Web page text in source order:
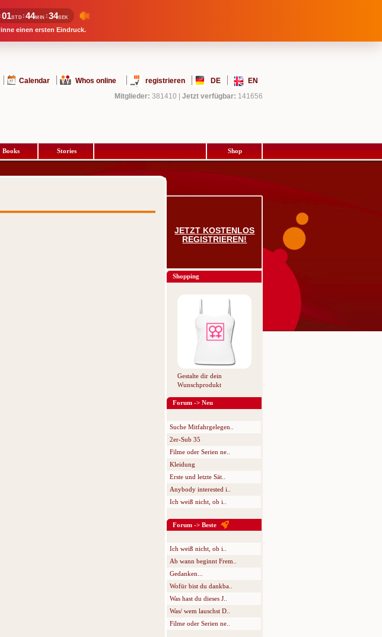
:01STD :44MIN :34SEK
einen ersten Eindruck.
Calendar Whos online registrieren DE
EN
Mitglieder: 381410 Jetzt verfügbar: 141656
Books Stories Shop
JETZT KOSTENLOS
REGISTRIEREN!
Shopping
Gestalte dir dein
Wunschprodukt
Forum -> Neu
Suche Mitfahrgelegen..
2er-Sub 35
Filme oder Serien ne..
Kleidung
Erste und letzte Sät..
Anybody interested i..
Ich weiß nicht, ob i..
Forum -> Beste
Ich weiß nicht, ob i..
Ab wann beginnt Frem..
Gedanken...
Wofür bist du dankba..
Was hast du dieses J..
Was/ wem lauschst D..
Filme oder Serien ne..